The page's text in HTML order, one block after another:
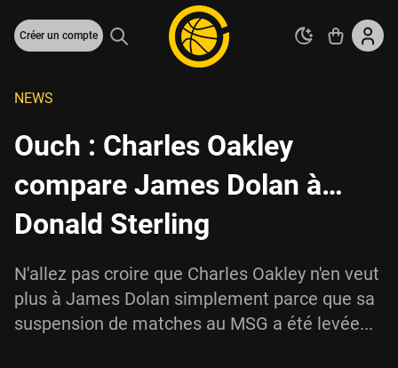
Créer un compte
NEWS
Ouch : Charles Oakley
compare James Dolan à…
Donald Sterling
N'allez pas croire que Charles Oakley n'en veut
plus à James Dolan simplement parce que sa
suspension de matches au MSG a été levée...